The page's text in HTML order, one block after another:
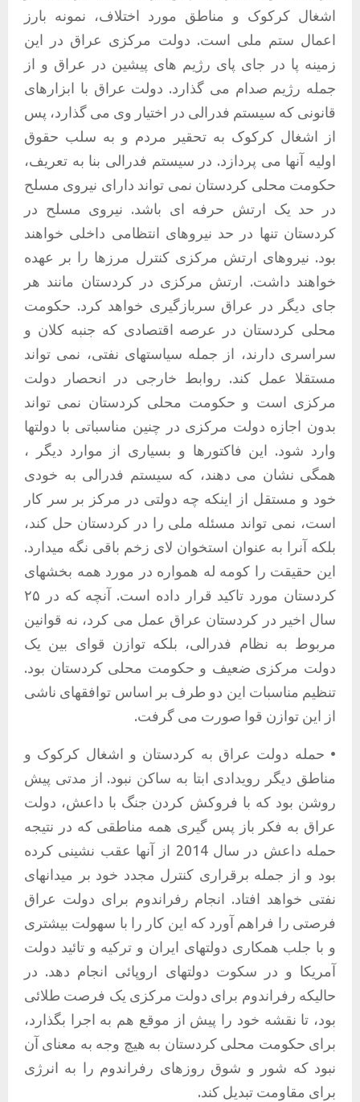
اشغال کرکوک و مناطق مورد اختلاف، نمونه بارز
اعمال ستم ملی است. دولت مرکزی عراق در این
زمینه پا در جای پای رژیم های پیشین در عراق و از
جمله رژیم صدام می گذارد. دولت عراق با ابزارهای
قانونی که سیستم فدرالی در اختیار وی می گذارد، پس
از اشغال کرکوک به تحقیر مردم و به سلب حقوق
اولیه آنها می پردازد. در سیستم فدرالی بنا به تعریف،
حکومت محلی کردستان نمی تواند دارای نیروی مسلح
در حد یک ارتش حرفه ای باشد. نیروی مسلح در
کردستان تنها در حد نیروهای انتظامی داخلی خواهند
بود. نیروهای ارتش مرکزی کنترل مرزها را بر عهده
خواهند داشت. ارتش مرکزی در کردستان مانند هر
جای دیگر در عراق سربازگیری خواهد کرد. حکومت
محلی کردستان در عرصه اقتصادی که جنبه کلان و
سراسری دارند، از جمله سیاستهای نفتی، نمی تواند
مستقلا عمل کند. روابط خارجی در انحصار دولت
مرکزی است و حکومت محلی کردستان نمی تواند
بدون اجازه دولت مرکزی در چنین مناسباتی با دولتها
وارد شود. این فاکتورها و بسیاری از موارد دیگر ،
همگی نشان می دهند، که سیستم فدرالی به خودی
خود و مستقل از اینکه چه دولتی در مرکز بر سر کار
است، نمی تواند مسئله ملی را در کردستان حل کند،
بلکه آنرا به عنوان استخوان لای زخم باقی نگه میدارد.
این حقیقت را کومه له همواره در مورد همه بخشهای
کردستان مورد تاکید قرار داده است. آنچه که در ۲۵
سال اخیر در کردستان عراق عمل می کرد، نه قوانین
مربوط به نظام فدرالی، بلکه توازن قوای بین یک
دولت مرکزی ضعیف و حکومت محلی کردستان بود.
تنظیم مناسبات این دو طرف بر اساس توافقهای ناشی
از این توازن قوا صورت می گرفت.
• حمله دولت عراق به کردستان و اشغال کرکوک و
مناطق دیگر رویدادی ابتا به ساکن نبود. از مدتی پیش
روشن بود که با فروکش کردن جنگ با داعش، دولت
عراق به فکر باز پس گیری همه مناطقی که در نتیجه
حمله داعش در سال 2014 از آنها عقب نشینی کرده
بود و از جمله برقراری کنترل مجدد خود بر میدانهای
نفتی خواهد افتاد. انجام رفراندوم برای دولت عراق
فرصتی را فراهم آورد که این کار را با سهولت بیشتری
و با جلب همکاری دولتهای ایران و ترکیه و تائید دولت
آمریکا و در سکوت دولتهای اروپائی انجام دهد. در
حالیکه رفراندوم برای دولت مرکزی یک فرصت طلائی
بود، تا نقشه خود را پیش از موقع هم به اجرا بگذارد،
برای حکومت محلی کردستان به هیچ وجه به معنای آن
نبود که شور و شوق روزهای رفراندوم را به انرژی
برای مقاومت تبدیل کند.